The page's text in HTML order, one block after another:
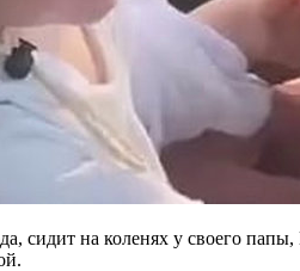
сидит на коленях у своего